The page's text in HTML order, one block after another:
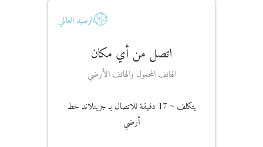
الرصيد العالمي
اتصل من أي مكان
الهاتف المحمول والهاتف الأرضي
يتكلف~ 17 دقيقة
للاتصال بـ جرينلاند خط
أرضي